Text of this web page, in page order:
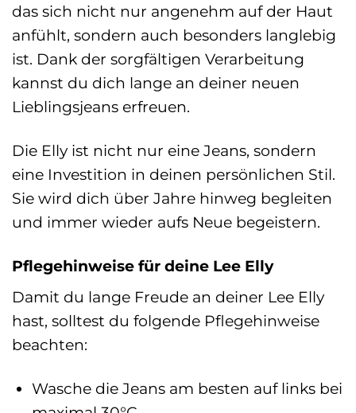
das sich nicht nur angenehm auf der Haut
anfühlt, sondern auch besonders langlebig
ist. Dank der sorgfältigen Verarbeitung
kannst du dich lange an deiner neuen
Lieblingsjeans erfreuen.
Die Elly ist nicht nur eine Jeans, sondern
eine Investition in deinen persönlichen Stil.
Sie wird dich über Jahre hinweg begleiten
und immer wieder aufs Neue begeistern.
Pflegehinweise für deine Lee Elly
Damit du lange Freude an deiner Lee Elly
hast, solltest du folgende Pflegehinweise
beachten:
Wasche die Jeans am besten auf links bei